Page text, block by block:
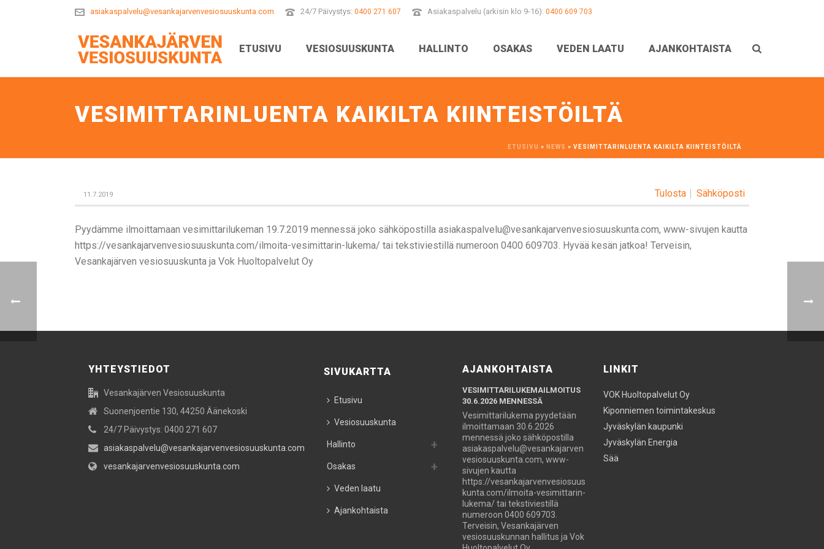
asiakaspalvelu@vesankajarvenvesiosuuskunta.com 24/7 Päivystys: 0400 271 607 Asiakaspalvelu (arkisin klo 9-16): 0400 609 703
ETUSIVU VESIOSUUSKUNTA HALLINTO OSAKAS VEDEN LAATU AJANKOHTAISTA
VESIMITTARINLUENTA KAIKILTA KIINTEISTÖILTÄ
ETUSIVU » NEWS » VESIMITTARINLUENTA KAIKILTA KIINTEISTÖILTÄ
Tulosta Sähköposti
11.7.2019
Pyydämme ilmoittamaan vesimittarilukeman 19.7.2019 mennessä joko sähköpostilla asiakaspalvelu@vesankajarvenvesiosuuskunta.com, www-sivujen kautta
https://vesankajarvenvesiosuuskunta.com/ilmoita-vesimittarin-lukema/ tai tekstiviestillä numeroon 0400 609703. Hyvää kesän jatkoa! Terveisin,
Vesankajärven vesiosuuskunta ja Vok Huoltopalvelut Oy
YHTEYSTIEDOT
Vesankajärven Vesiosuuskunta
Suonenjoentie 130, 44250 Äänekoski
24/7 Päivystys: 0400 271 607
asiakaspalvelu@vesankajarvenvesiosuuskunta.com
vesankajarvenvesiosuuskunta.com
SIVUKARTTA
Etusivu
Vesiosuuskunta
Hallinto
Osakas
Veden laatu
Ajankohtaista
AJANKOHTAISTA
VESIMITTARILUKEMAILMOITUS
30.6.2026 MENNESSÄ
Vesimittarilukema pyydetään
ilmoittamaan 30.6.2026
mennessä joko sähköpostilla
asiakaspalvelu@vesankajarven
vesiosuuskunta.com, www-
sivujen kautta
https://vesankajarvenvesiosuus
kunta.com/ilmoita-vesimittarin-
lukema/ tai tekstiviestillä
numeroon 0400 609703.
Terveisin, Vesankajärven
vesiosuuskunnan hallitus ja Vok
LINKIT
VOK Huoltopalvelut Oy
Kiponniemen toimintakeskus
Jyväskylän kaupunki
Jyväskylän Energia
Sää